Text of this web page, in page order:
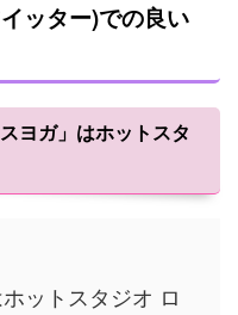
ッター)での良い
ヨガ」はホットスタ
ットスタジオ ロ